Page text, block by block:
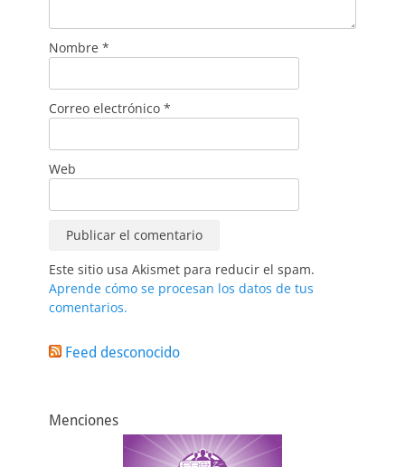
Nombre *
Correo electrónico *
Web
Este sitio usa Akismet para reducir el spam.
Aprende cómo se procesan los datos de tus
comentarios.
Feed desconocido
Menciones